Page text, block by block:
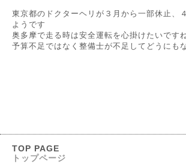
東京都のドクターヘリが３月から一部休止、
ようです
奥多摩で走る時は安全運転を心掛けたいです
予算不足ではなく整備士が不足してどうにも
TOP PAGE
トップページ